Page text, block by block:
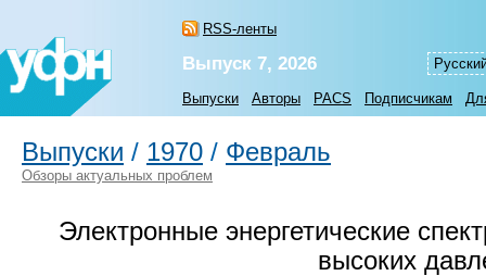
RSS-ленты
Выпуск 7, 2026
Выпуски Авторы PACS Подписчикам
Выпуски / 1970 / Февраль
Обзоры актуальных проблем
Электронные энергетические
высоких